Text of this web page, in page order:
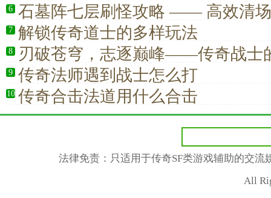
6 石墓阵七层刷怪攻略 —— 高效清
白野猪
7 解锁传奇道士的多样玩法
8 刃破苍穹，志逐巅峰——传奇战士
9 传奇法师遇到战士怎么打
10 传奇合击法道用什么合击
法律免责：只适用于传奇SF类游戏辅助的交
All